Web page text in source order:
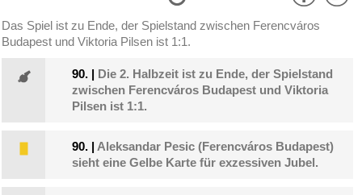
Das Spiel ist zu Ende, der Spielstand zwischen Ferencváros
Budapest und Viktoria Pilsen ist 1:1.
90. | Die 2. Halbzeit ist zu Ende, der Spielstand
zwischen Ferencváros Budapest und Viktoria
Pilsen ist 1:1.
90. | Aleksandar Pesic (Ferencváros Budapest)
sieht eine Gelbe Karte für exzessiven Jubel.